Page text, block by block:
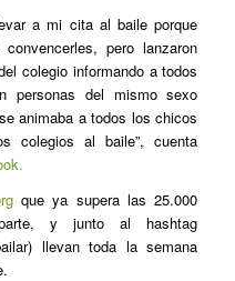
a mi cita al baile porque
pero lanzaron
colegio informando a todos
personas del mismo sexo
animaba a todos los chicos
colegios al baile”, cuenta
que ya supera las 25.000
y junto al hashtag
llevan toda la semana